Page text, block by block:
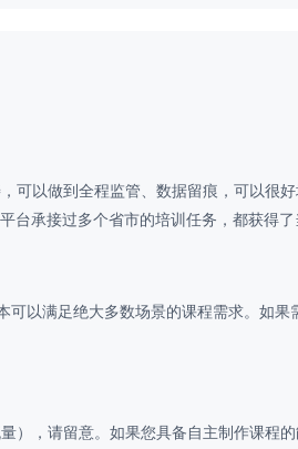
可以做到全程监管、数据留痕，可以很
承接过多个省市的培训任务，都获得了
以满足绝大多数场景的课程需求。如果
，请留意。如果您具备自主制作课程